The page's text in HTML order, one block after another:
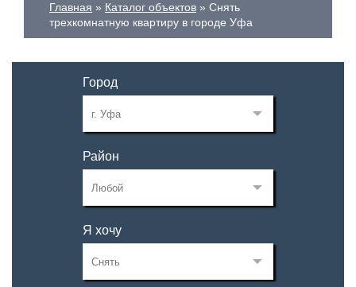
Главная Каталог объектов
Снять
трехкомнатную квартиру в городе Уфа
Город
Район
Я хочу